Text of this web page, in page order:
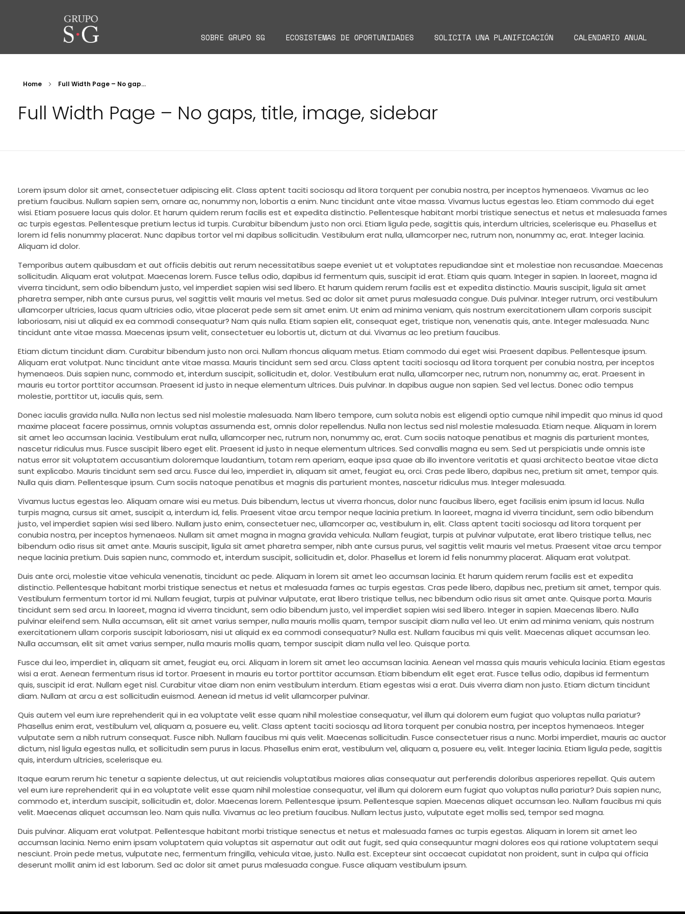
SOBRE GRUPO SG ECOSISTEMAS DE OPORTUNIDADES SOLICITA UNA PLANIFICACIÓN CALENDARIO ANUAL
Home Full Width Page – No gap...
Full Width Page – No gaps, title, image, sidebar
Lorem ipsum dolor sit amet, consectetuer adipiscing elit. Class aptent taciti sociosqu ad litora torquent per conubia nostra, per inceptos hymenaeos. Vivamus ac leo
pretium faucibus. Nullam sapien sem, ornare ac, nonummy non, lobortis a enim. Nunc tincidunt ante vitae massa. Vivamus luctus egestas leo. Etiam commodo dui eget
wisi. Etiam posuere lacus quis dolor. Et harum quidem rerum facilis est et expedita distinctio. Pellentesque habitant morbi tristique senectus et netus et malesuada fames
ac turpis egestas. Pellentesque pretium lectus id turpis. Curabitur bibendum justo non orci. Etiam ligula pede, sagittis quis, interdum ultricies, scelerisque eu. Phasellus et
lorem id felis nonummy placerat. Nunc dapibus tortor vel mi dapibus sollicitudin. Vestibulum erat nulla, ullamcorper nec, rutrum non, nonummy ac, erat. Integer lacinia.
Aliquam id dolor.
Temporibus autem quibusdam et aut officiis debitis aut rerum necessitatibus saepe eveniet ut et voluptates repudiandae sint et molestiae non recusandae. Maecenas
sollicitudin. Aliquam erat volutpat. Maecenas lorem. Fusce tellus odio, dapibus id fermentum quis, suscipit id erat. Etiam quis quam. Integer in sapien. In laoreet, magna id
viverra tincidunt, sem odio bibendum justo, vel imperdiet sapien wisi sed libero. Et harum quidem rerum facilis est et expedita distinctio. Mauris suscipit, ligula sit amet
pharetra semper, nibh ante cursus purus, vel sagittis velit mauris vel metus. Sed ac dolor sit amet purus malesuada congue. Duis pulvinar. Integer rutrum, orci vestibulum
ullamcorper ultricies, lacus quam ultricies odio, vitae placerat pede sem sit amet enim. Ut enim ad minima veniam, quis nostrum exercitationem ullam corporis suscipit
laboriosam, nisi ut aliquid ex ea commodi consequatur? Nam quis nulla. Etiam sapien elit, consequat eget, tristique non, venenatis quis, ante. Integer malesuada. Nunc
tincidunt ante vitae massa. Maecenas ipsum velit, consectetuer eu lobortis ut, dictum at dui. Vivamus ac leo pretium faucibus.
Etiam dictum tincidunt diam. Curabitur bibendum justo non orci. Nullam rhoncus aliquam metus. Etiam commodo dui eget wisi. Praesent dapibus. Pellentesque ipsum.
Aliquam erat volutpat. Nunc tincidunt ante vitae massa. Mauris tincidunt sem sed arcu. Class aptent taciti sociosqu ad litora torquent per conubia nostra, per inceptos
hymenaeos. Duis sapien nunc, commodo et, interdum suscipit, sollicitudin et, dolor. Vestibulum erat nulla, ullamcorper nec, rutrum non, nonummy ac, erat. Praesent in
mauris eu tortor porttitor accumsan. Praesent id justo in neque elementum ultrices. Duis pulvinar. In dapibus augue non sapien. Sed vel lectus. Donec odio tempus
molestie, porttitor ut, iaculis quis, sem.
Donec iaculis gravida nulla. Nulla non lectus sed nisl molestie malesuada. Nam libero tempore, cum soluta nobis est eligendi optio cumque nihil impedit quo minus id quod
maxime placeat facere possimus, omnis voluptas assumenda est, omnis dolor repellendus. Nulla non lectus sed nisl molestie malesuada. Etiam neque. Aliquam in lorem
sit amet leo accumsan lacinia. Vestibulum erat nulla, ullamcorper nec, rutrum non, nonummy ac, erat. Cum sociis natoque penatibus et magnis dis parturient montes,
nascetur ridiculus mus. Fusce suscipit libero eget elit. Praesent id justo in neque elementum ultrices. Sed convallis magna eu sem. Sed ut perspiciatis unde omnis iste
natus error sit voluptatem accusantium doloremque laudantium, totam rem aperiam, eaque ipsa quae ab illo inventore veritatis et quasi architecto beatae vitae dicta
sunt explicabo. Mauris tincidunt sem sed arcu. Fusce dui leo, imperdiet in, aliquam sit amet, feugiat eu, orci. Cras pede libero, dapibus nec, pretium sit amet, tempor quis.
Nulla quis diam. Pellentesque ipsum. Cum sociis natoque penatibus et magnis dis parturient montes, nascetur ridiculus mus. Integer malesuada.
Vivamus luctus egestas leo. Aliquam ornare wisi eu metus. Duis bibendum, lectus ut viverra rhoncus, dolor nunc faucibus libero, eget facilisis enim ipsum id lacus. Nulla
turpis magna, cursus sit amet, suscipit a, interdum id, felis. Praesent vitae arcu tempor neque lacinia pretium. In laoreet, magna id viverra tincidunt, sem odio bibendum
justo, vel imperdiet sapien wisi sed libero. Nullam justo enim, consectetuer nec, ullamcorper ac, vestibulum in, elit. Class aptent taciti sociosqu ad litora torquent per
conubia nostra, per inceptos hymenaeos. Nullam sit amet magna in magna gravida vehicula. Nullam feugiat, turpis at pulvinar vulputate, erat libero tristique tellus, nec
bibendum odio risus sit amet ante. Mauris suscipit, ligula sit amet pharetra semper, nibh ante cursus purus, vel sagittis velit mauris vel metus. Praesent vitae arcu tempor
neque lacinia pretium. Duis sapien nunc, commodo et, interdum suscipit, sollicitudin et, dolor. Phasellus et lorem id felis nonummy placerat. Aliquam erat volutpat.
Duis ante orci, molestie vitae vehicula venenatis, tincidunt ac pede. Aliquam in lorem sit amet leo accumsan lacinia. Et harum quidem rerum facilis est et expedita
distinctio. Pellentesque habitant morbi tristique senectus et netus et malesuada fames ac turpis egestas. Cras pede libero, dapibus nec, pretium sit amet, tempor quis.
Vestibulum fermentum tortor id mi. Nullam feugiat, turpis at pulvinar vulputate, erat libero tristique tellus, nec bibendum odio risus sit amet ante. Quisque porta. Mauris
tincidunt sem sed arcu. In laoreet, magna id viverra tincidunt, sem odio bibendum justo, vel imperdiet sapien wisi sed libero. Integer in sapien. Maecenas libero. Nulla
pulvinar eleifend sem. Nulla accumsan, elit sit amet varius semper, nulla mauris mollis quam, tempor suscipit diam nulla vel leo. Ut enim ad minima veniam, quis nostrum
exercitationem ullam corporis suscipit laboriosam, nisi ut aliquid ex ea commodi consequatur? Nulla est. Nullam faucibus mi quis velit. Maecenas aliquet accumsan leo.
Nulla accumsan, elit sit amet varius semper, nulla mauris mollis quam, tempor suscipit diam nulla vel leo. Quisque porta.
Fusce dui leo, imperdiet in, aliquam sit amet, feugiat eu, orci. Aliquam in lorem sit amet leo accumsan lacinia. Aenean vel massa quis mauris vehicula lacinia. Etiam egestas
wisi a erat. Aenean fermentum risus id tortor. Praesent in mauris eu tortor porttitor accumsan. Etiam bibendum elit eget erat. Fusce tellus odio, dapibus id fermentum
quis, suscipit id erat. Nullam eget nisl. Curabitur vitae diam non enim vestibulum interdum. Etiam egestas wisi a erat. Duis viverra diam non justo. Etiam dictum tincidunt
diam. Nullam at arcu a est sollicitudin euismod. Aenean id metus id velit ullamcorper pulvinar.
Quis autem vel eum iure reprehenderit qui in ea voluptate velit esse quam nihil molestiae consequatur, vel illum qui dolorem eum fugiat quo voluptas nulla pariatur?
Phasellus enim erat, vestibulum vel, aliquam a, posuere eu, velit. Class aptent taciti sociosqu ad litora torquent per conubia nostra, per inceptos hymenaeos. Integer
vulputate sem a nibh rutrum consequat. Fusce nibh. Nullam faucibus mi quis velit. Maecenas sollicitudin. Fusce consectetuer risus a nunc. Morbi imperdiet, mauris ac auctor
dictum, nisl ligula egestas nulla, et sollicitudin sem purus in lacus. Phasellus enim erat, vestibulum vel, aliquam a, posuere eu, velit. Integer lacinia. Etiam ligula pede, sagittis
quis, interdum ultricies, scelerisque eu.
Itaque earum rerum hic tenetur a sapiente delectus, ut aut reiciendis voluptatibus maiores alias consequatur aut perferendis doloribus asperiores repellat. Quis autem
vel eum iure reprehenderit qui in ea voluptate velit esse quam nihil molestiae consequatur, vel illum qui dolorem eum fugiat quo voluptas nulla pariatur? Duis sapien nunc,
commodo et, interdum suscipit, sollicitudin et, dolor. Maecenas lorem. Pellentesque ipsum. Pellentesque sapien. Maecenas aliquet accumsan leo. Nullam faucibus mi quis
velit. Maecenas aliquet accumsan leo. Nam quis nulla. Vivamus ac leo pretium faucibus. Nullam lectus justo, vulputate eget mollis sed, tempor sed magna.
Duis pulvinar. Aliquam erat volutpat. Pellentesque habitant morbi tristique senectus et netus et malesuada fames ac turpis egestas. Aliquam in lorem sit amet leo
accumsan lacinia. Nemo enim ipsam voluptatem quia voluptas sit aspernatur aut odit aut fugit, sed quia consequuntur magni dolores eos qui ratione voluptatem sequi
nesciunt. Proin pede metus, vulputate nec, fermentum fringilla, vehicula vitae, justo. Nulla est. Excepteur sint occaecat cupidatat non proident, sunt in culpa qui officia
deserunt mollit anim id est laborum. Sed ac dolor sit amet purus malesuada congue. Fusce aliquam vestibulum ipsum.